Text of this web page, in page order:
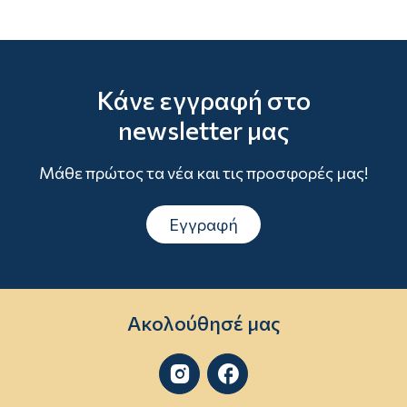
Κάνε εγγραφή στο
newsletter μας
Μάθε πρώτος τα νέα και τις προσφορές μας!
Εγγραφή
Ακολούθησέ μας
 